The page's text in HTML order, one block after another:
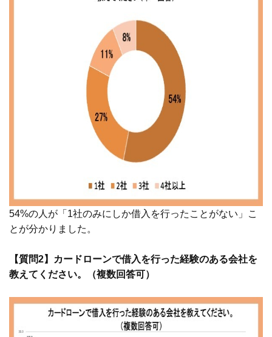
54%の人が「1社のみにしか借入を行ったことがない」こ
とが分かりました。
【質問2】カードローンで借入を行った経験のある会社を
教えてください。（複数回答可）